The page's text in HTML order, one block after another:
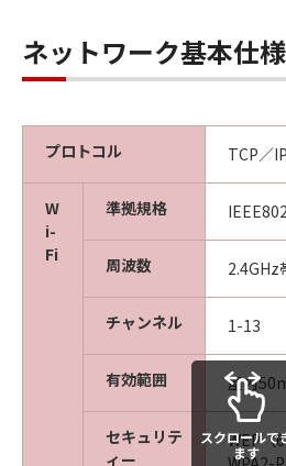
ネットワーク基本仕様
プロトコル TCP／IP
W
i-
Fi
準拠規格
周波数 2.4GHz
チャンネル 1-13
有効範囲 屋内
セキュリテ
ィー
WEP（
スクロールで
ます